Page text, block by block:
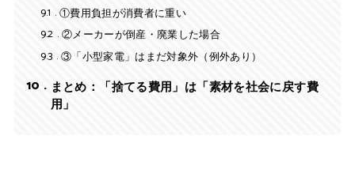
9.1
①費用負担が消費者に重い
9.2 ②メーカーが倒産・廃業した場合
9.3 ③「小型家電」はまだ対象外（例外あり）
10
まとめ：「捨てる費用」は「素材を社会に戻す費
用」